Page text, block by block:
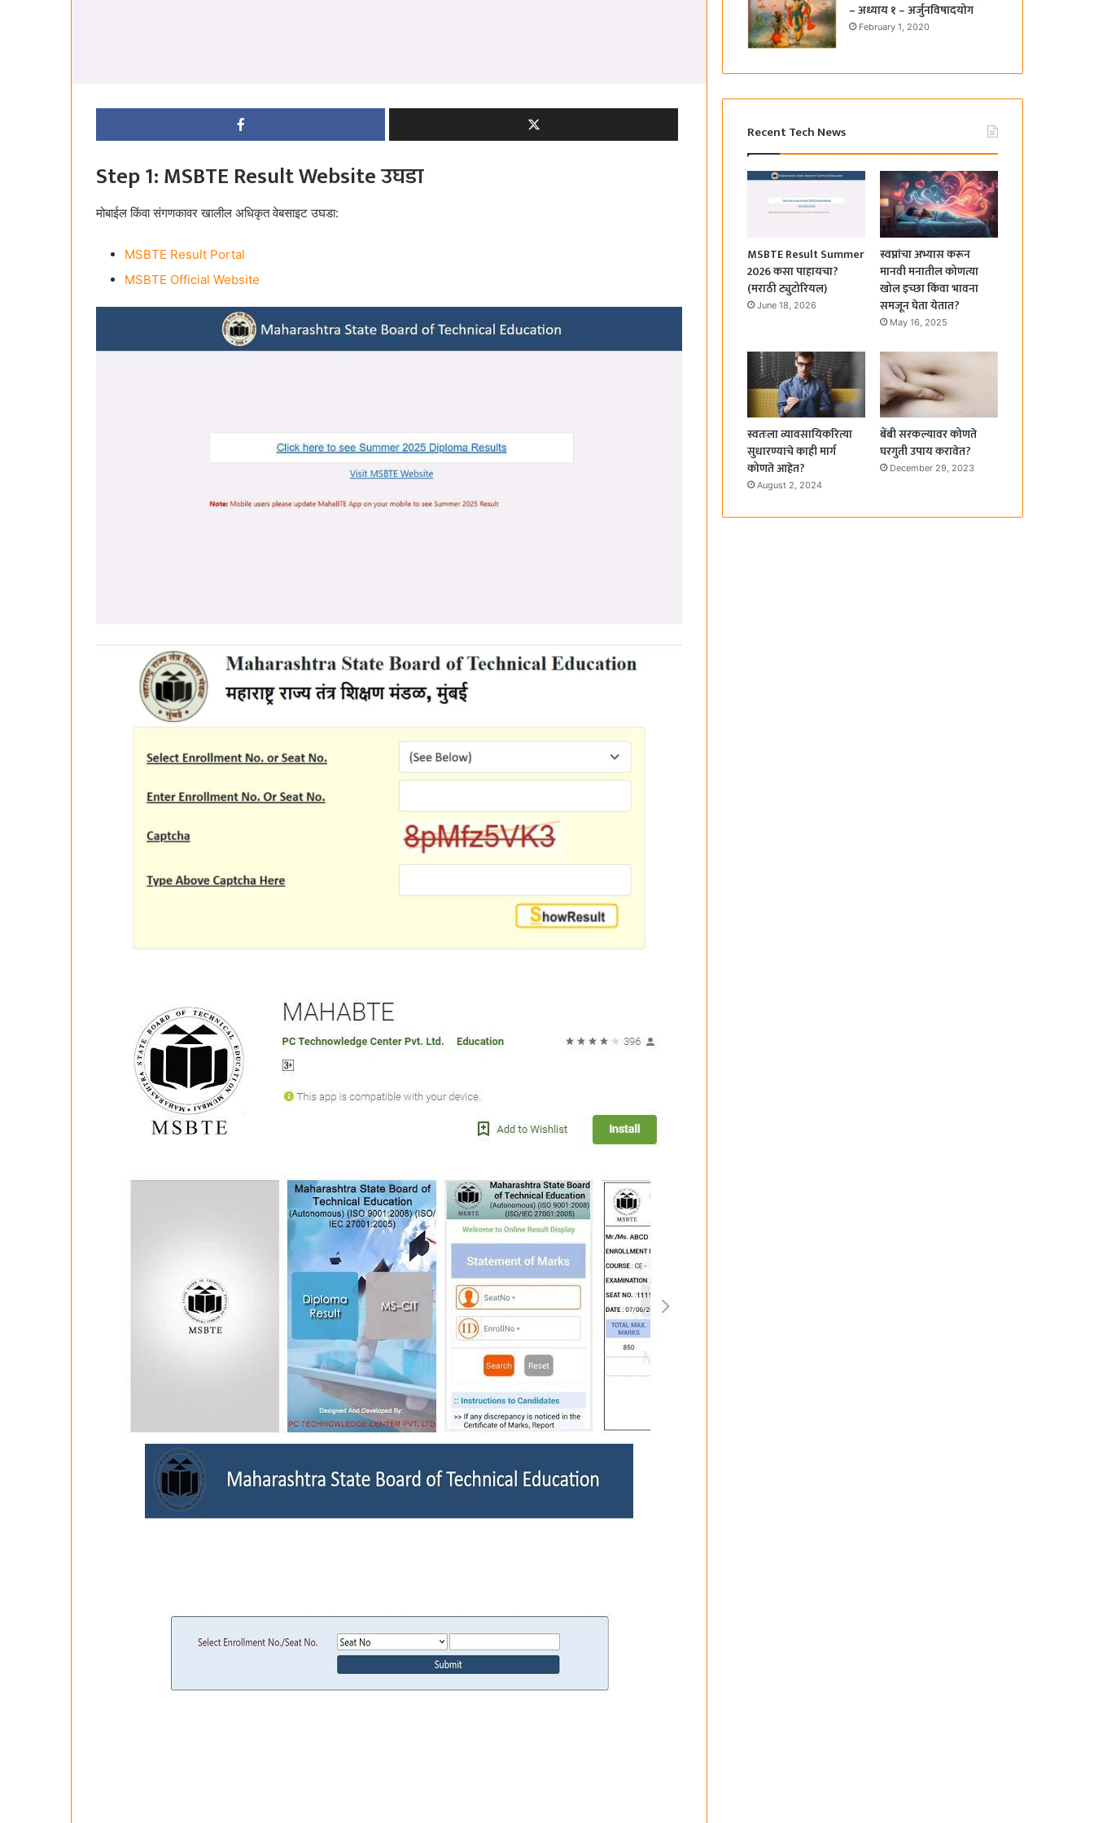
Step 1: MSBTE Result Website उघडा
मोबाईल किंवा संगणकावर खालील अधिकृत वेबसाइट उघडा:
MSBTE Result Portal
MSBTE Official Website
– अध्याय १ – अर्जुनविषादयोग
February 1, 2020
Recent Tech News
MSBTE Result Summer
2026 कसा पाहायचा?
(मराठी ट्युटोरियल)
June 18, 2026
स्वप्नांचा अभ्यास करून
मानवी मनातील कोणत्या
खोल इच्छा किंवा भावना
समजून घेता येतात?
May 16, 2025
स्वतःला व्यावसायिकरित्या
सुधारण्याचे काही मार्ग
कोणते आहेत?
August 2, 2024
बेंबी सरकल्यावर कोणते
घरगुती उपाय करावेत?
December 29, 2023